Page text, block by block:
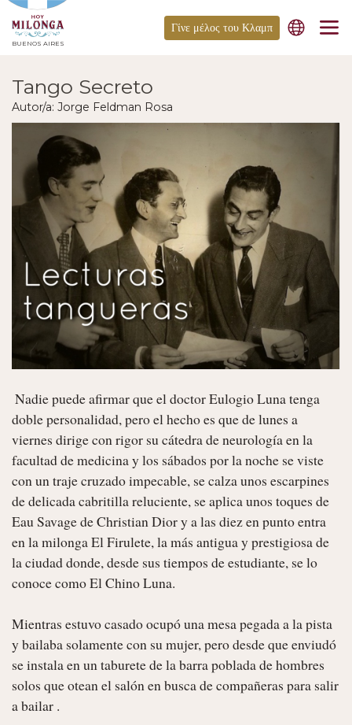
BUENOS AIRES
Γίνε μέλος του Κλαμπ
Tango Secreto
Autor/a: Jorge Feldman Rosa
doble personalidad, pero el hecho es que de lunes a
viernes dirige con rigor su cátedra de neurología en la
facultad de medicina y los sábados por la noche se viste
con un traje cruzado impecable, se calza unos escarpines
de delicada cabritilla reluciente, se aplica unos toques de
Eau Savage de Christian Dior y a las diez en punto entra
en la milonga El Firulete, la más antigua y prestigiosa de
la ciudad donde, desde sus tiempos de estudiante, se lo
conoce como El Chino Luna.
Mientras estuvo casado ocupó una mesa pegada a la pista
y bailaba solamente con su mujer, pero desde que enviudó
se instala en un taburete de la barra poblada de hombres
solos que otean el salón en busca de compañeras para salir
a bailar .